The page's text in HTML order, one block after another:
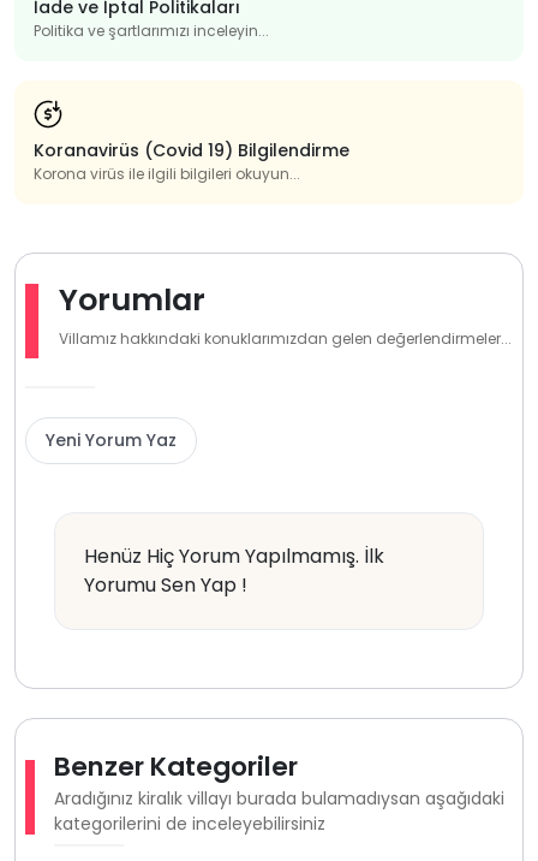
İade ve İptal Politikaları
Politika ve şartlarımızı inceleyin...
Koranavirüs (Covid 19) Bilgilendirme
Korona virüs ile ilgili bilgileri okuyun...
Yorumlar
Villamız hakkındaki konuklarımızdan gelen değerlendirmeler...
Yeni Yorum Yaz
Henüz Hiç Yorum Yapılmamış. İlk
Yorumu Sen Yap !
Benzer Kategoriler
Aradığınız kiralık villayı burada bulamadıysan aşağıdaki
kategorilerini de inceleyebilirsiniz